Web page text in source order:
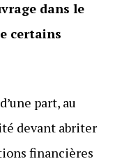
dans le
certains
part, au
devant abriter
financières